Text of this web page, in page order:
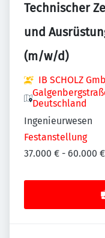
Technischer
und
(m/w/d)
IB SCHOLZ
Deutschland
Ingenieurwesen
Festanstellung
37.000 € - 60.000